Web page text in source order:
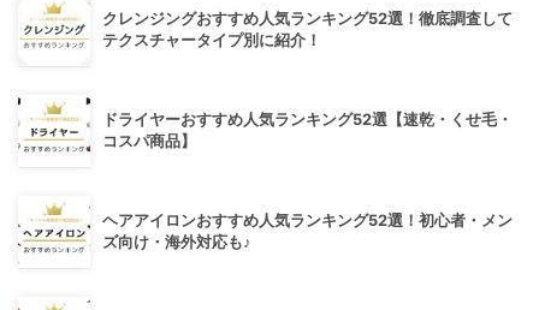
クレンジングおすすめ人気ランキング52選！徹底調査して
テクスチャータイプ別に紹介！
ドライヤーおすすめ人気ランキング52選【速乾・くせ毛・
コスパ商品】
ヘアアイロンおすすめ人気ランキング52選！初心者・メン
ズ向け・海外対応も♪